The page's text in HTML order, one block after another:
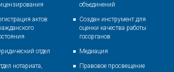
актов
отдел
нотариата,
объединений
Создан инструмент для
оценки качества работы
госорганов
Медиация
Правовое просвещение